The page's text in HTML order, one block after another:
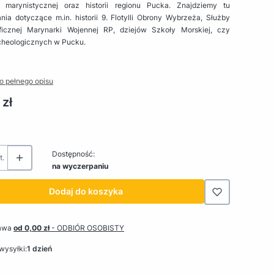
marynistycznej oraz historii regionu Pucka. Znajdziemy tu
dotyczące m.in. historii 9. Flotylli Obrony Wybrzeża, Służby
Marynarki Wojennej RP, dziejów Szkoły Morskiej, czy
w Pucku.
pełnego opisu
Dostępność:
na wyczerpaniu
Dodaj do koszyka
od 0,00 zł- ODBIÓR OSOBISTY
1 dzień